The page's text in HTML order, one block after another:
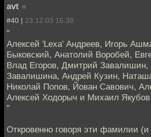
avt »
#40 | 23.12.03 16:38
"
Алексей 'Lexa' Андреев, Игорь
Быковский, Анатолий Воробей,
Влад Егоров, Дмитрий Завалишин,
Завалишина, Андрей Кузин,
Николай Попов, Йован Савович,
Алексей Ходорыч и Михаил Якубов
"
Откровенно говоря эти фамилии